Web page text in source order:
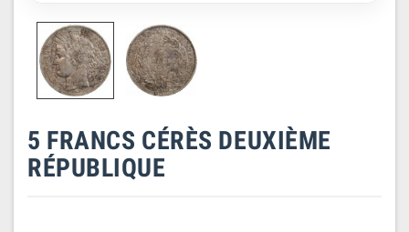
5 FRANCS CÉRÈS DEUXIÈME
RÉPUBLIQUE